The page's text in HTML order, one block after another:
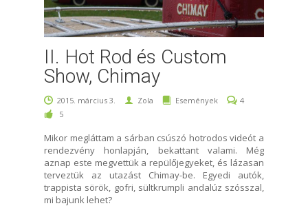
II. Hot Rod és Custom
Show, Chimay
2015. március 3. Zola Események
4
5
Mikor megláttam a sárban csúszó hotrodos videót a
rendezvény honlapján, bekattant valami. Még
aznap este megvettük a repülőjegyeket, és lázasan
terveztük az utazást Chimay-be. Egyedi autók,
trappista sörök, gofri, sültkrumpli andalúz szósszal,
mi bajunk lehet?